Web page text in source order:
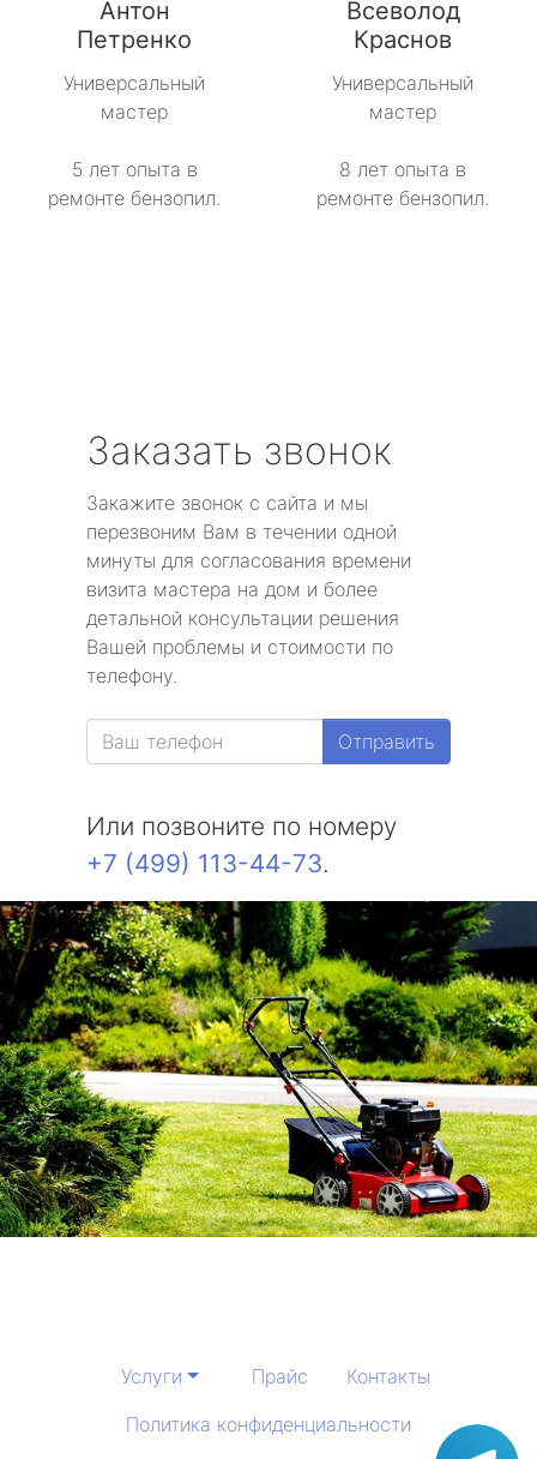
Антон
Петренко
Универсальный
мастер
5 лет опыта в
ремонте бензопил.
Всеволод
Краснов
Универсальный
мастер
8 лет опыта в
ремонте бензопил.
Заказать звонок
Закажите звонок с сайта и мы
перезвоним Вам в течении одной
минуты для согласования времени
визита мастера на дом и более
детальной консультации решения
Вашей проблемы и стоимости по
телефону.
Отправить
Или позвоните по номеру
+7 (499) 113-44-73.
Услуги Прайс
Контакты
Политика конфиденциальности